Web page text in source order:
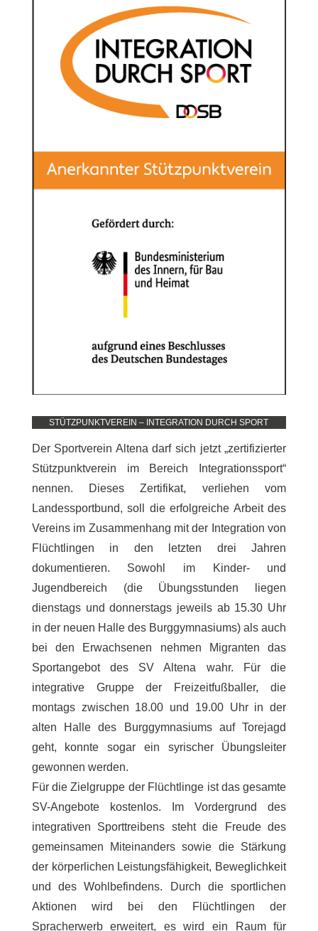
STÜTZPUNKTVEREIN – INTEGRATION DURCH SPORT
Der Sportverein Altena darf sich jetzt „zertifizierter
Stützpunktverein im Bereich Integrationssport“
nennen. Dieses Zertifikat, verliehen vom
Landessportbund, soll die erfolgreiche Arbeit des
Vereins im Zusammenhang mit der Integration von
Flüchtlingen in den letzten drei Jahren
dokumentieren. Sowohl im Kinder- und
Jugendbereich (die Übungsstunden liegen
dienstags und donnerstags jeweils ab 15.30 Uhr
in der neuen Halle des Burggymnasiums) als auch
bei den Erwachsenen nehmen Migranten das
Sportangebot des SV Altena wahr. Für die
integrative Gruppe der Freizeitfußballer, die
montags zwischen 18.00 und 19.00 Uhr in der
alten Halle des Burggymnasiums auf Torejagd
geht, konnte sogar ein syrischer Übungsleiter
gewonnen werden.
Für die Zielgruppe der Flüchtlinge ist das gesamte
SV-Angebote kostenlos. Im Vordergrund des
integrativen Sporttreibens steht die Freude des
gemeinsamen Miteinanders sowie die Stärkung
der körperlichen Leistungsfähigkeit, Beweglichkeit
und des Wohlbefindens. Durch die sportlichen
Aktionen wird bei den Flüchtlingen der
Spracherwerb erweitert, es wird ein Raum für